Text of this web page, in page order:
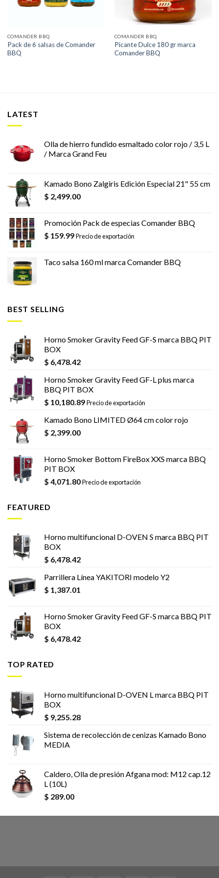
COMANDER BBQ
Pack de 6 salsas de Comander
BBQ
COMANDER BBQ
Picante Dulce 180 gr marca
Comander BBQ
LATEST
Olla de hierro fundido esmaltado color rojo / 3,5 L
/ Marca Grand Feu
Kamado Bono Zalgiris Edición Especial 21" 55 cm
$ 2,499.00
Promoción Pack de especias Comander BBQ
$ 159.99Precio de exportación
Taco salsa 160 ml marca Comander BBQ
BEST SELLING
Horno Smoker Gravity Feed GF-S marca BBQ PIT
BOX
$ 6,478.42
Horno Smoker Gravity Feed GF-L plus marca
BBQ PIT BOX
$ 10,180.89Precio de exportación
Kamado Bono LIMITED Ø64 cm color rojo
$ 2,399.00
Horno Smoker Bottom FireBox XXS marca BBQ
PIT BOX
$ 4,071.80Precio de exportación
FEATURED
Horno multifuncional D-OVEN S marca BBQ PIT
BOX
$ 6,478.42
Parrillera Línea YAKITORI modelo Y2
$ 1,387.01
Horno Smoker Gravity Feed GF-S marca BBQ PIT
BOX
$ 6,478.42
TOP RATED
Horno multifuncional D-OVEN L marca BBQ PIT
BOX
$ 9,255.28
Sistema de recolección de cenizas Kamado Bono
MEDIA
Caldero, Olla de presión Afgana mod: M12 cap.12
L (10L)
$ 289.00